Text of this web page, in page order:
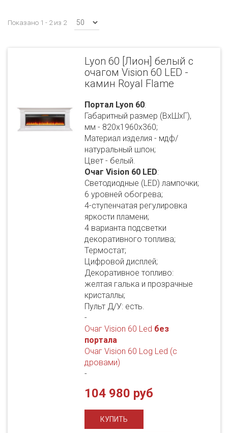
Показано 1 - 2 из 2
Lyon 60 [Лион] белый с
очагом Vision 60 LED -
камин Royal Flame
Портал Lyon 60:
Габаритный размер (ВхШхГ),
мм - 820х1960х360;
Материал изделия - мдф/
натуральный шпон;
Цвет - белый.
Очаг Vision 60 LED:
Светодиодные (LED) лампочки;
6 уровней обогрева;
4-ступенчатая регулировка
яркости пламени;
4 варианта подсветки
декоративного топлива;
Термостат;
Цифровой дисплей;
Декоративное топливо:
желтая галька и прозрачные
кристаллы;
Пульт Д/У: есть.
-
Очаг Vision 60 Led без
портала
Очаг Vision 60 Log Led (с
дровами)
-
104 980 руб